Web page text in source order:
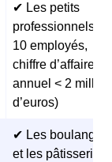
✔ Les petits
professionnels (<
10 employés,
chiffre d’affaires
annuel < 2
d’euros)
✔ Les
et les pâtisseries